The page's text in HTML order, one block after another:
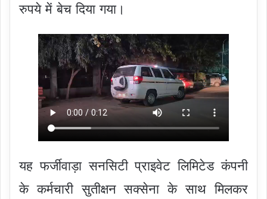
रुपये में बेच दिया गया।
यह फर्जीवाड़ा सनसिटी प्राइवेट लिमिटेड कंपनी
के कर्मचारी सुतीक्षन सक्सेना के साथ मिलकर